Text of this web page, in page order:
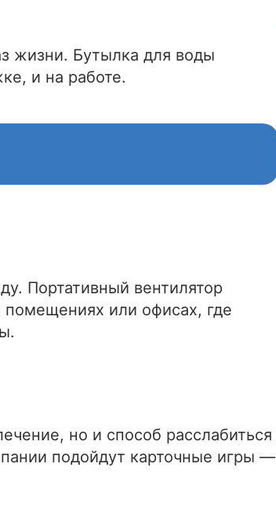
жизни. Бутылка для воды
и на работе.
Портативный вентилятор
или офисах, где
но и способ расслабиться
подойдут карточные игры —